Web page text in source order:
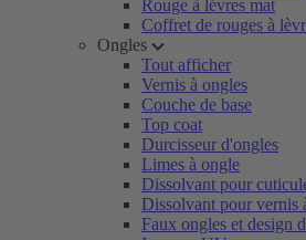
Rouge à lèvres mat
Coffret de rouges à
Ongles
Tout afficher
Vernis à ongles
Couche de base
Top coat
Durcisseur d'ongles
Limes à ongle
Dissolvant pour
Dissolvant pour vernis
Faux ongles et design